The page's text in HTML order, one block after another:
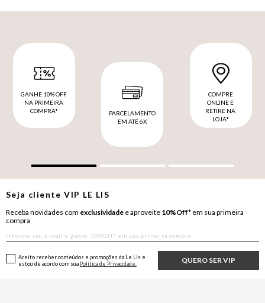
GANHE 10% OFF
NA PRIMEIRA
COMPRA*
PARCELAMENTO
EM ATÉ 6X
COMPRE
ONLINE E
RETIRE NA
LOJA*
Seja clienteVIP LE LIS
Receba novidades com exclusividade e aproveite 10%Off* em sua primeira
compra
QUERO SER VIP
Aceito receber conteúdos e promoções da Le Lis e
estou de acordo com sua Política de Privacidade.